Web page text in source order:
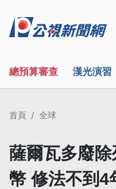
總預算審查 漢光演習
首頁 全球
薩爾瓦多廢
幣 修法不到4